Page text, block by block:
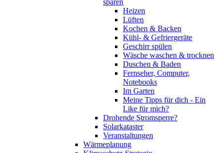
sparen
Heizen
Lüften
Kochen & Backen
Kühl- & Gefriergeräte
Geschirr spülen
Wäsche waschen & trocknen
Duschen & Baden
Fernseher, Computer,
Notebooks
Im Garten
Meine Tipps für dich - Ein
Like für mich?
Drohende Stromsperre?
Solarkataster
Veranstaltungen
Wärmeplanung